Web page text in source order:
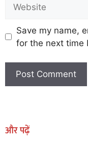
Save my name,
for the next time
और पढ़ें